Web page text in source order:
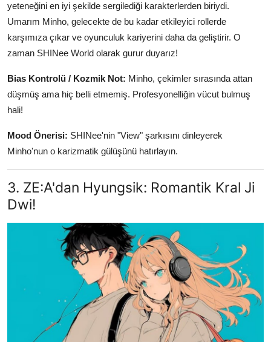
yeteneğini en iyi şekilde sergilediği karakterlerden biriydi.
Umarım Minho, gelecekte de bu kadar etkileyici rollerde
karşımıza çıkar ve oyunculuk kariyerini daha da geliştirir. O
zaman SHINee World olarak gurur duyarız!
Bias Kontrolü / Kozmik Not: Minho, çekimler sırasında attan
düşmüş ama hiç belli etmemiş. Profesyonelliğin vücut bulmuş
hali!
Mood Önerisi: SHINee'nin "View" şarkısını dinleyerek
Minho'nun o karizmatik gülüşünü hatırlayın.
3. ZE:A'dan Hyungsik: Romantik Kral Ji
Dwi!